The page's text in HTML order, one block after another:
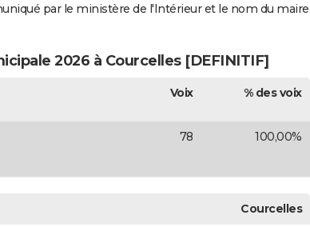
par le ministère de l'Intérieur et le nom du maire
2026 à Courcelles [DEFINITIF]
Voix % des voix
78 100,00%
Courcelles